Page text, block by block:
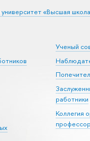
«Высшая
Ученый
работники
Коллегия